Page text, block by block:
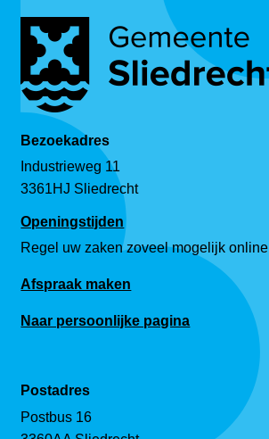
Bezoekadres
Industrieweg 11
3361HJ Sliedrecht
Openingstijden
Regel uw zaken zoveel mogelijk online
Afspraak maken
Naar persoonlijke pagina
Postadres
Postbus 16